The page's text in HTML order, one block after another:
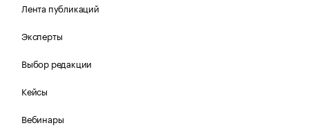
Лента публикаций
Эксперты
Выбор редакции
Кейсы
Вебинары